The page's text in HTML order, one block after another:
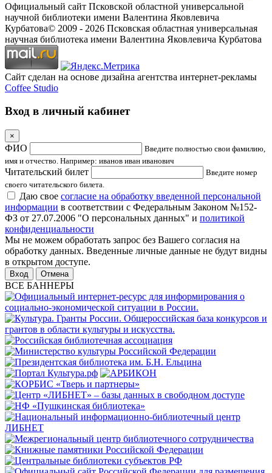
Официальный сайт Псковской областной универсальной
научной библиотеки имени Валентина Яковлевича
Курбатова© 2009 - 2026 Псковская областная универсальная
научная библиотека имени Валентина Яковлевича Курбатова
Сайт сделан на основе дизайна агентства интернет-рекламы
Coffee Studio
Вход в личный кабинет
×
ФИО
Введите полностью свои фамилию,
имя и отчество. Например: иванов иван иванович
Читательский билет
Введите номер
своего читательского билета.
Даю свое согласие на обработку введенной персональной
информации в соответствии с Федеральным Законом №152-
ФЗ от 27.07.2006 "О персональных данных" и политикой
конфиденциальности
Мы не можем обработать запрос без Вашего согласия на
обработку данных. Введенные личные данные не будут видны
в открытом доступе.
Отмена
ВСЕ БАННЕРЫ